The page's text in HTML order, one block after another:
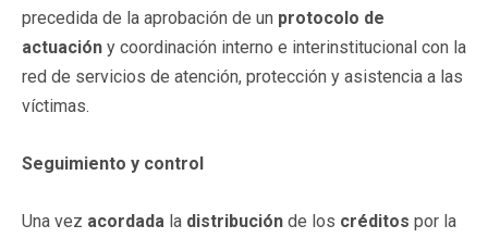
precedida de la aprobación de un protocolo de
actuación y coordinación interno e interinstitucional con la
red de servicios de atención, protección y asistencia a las
víctimas.
Seguimiento y control
Una vez acordada la distribución de los créditos por la